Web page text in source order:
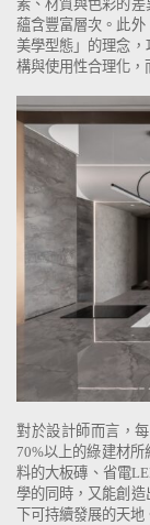
素、材質與色彩的
蘊含豐富層次。此
美學型態」的理念
構與使用性合理化，
對於設計師而言，
70%以上的綠建材
料的大板磚、省電
學的同時，又能創
下可持續發展的天地